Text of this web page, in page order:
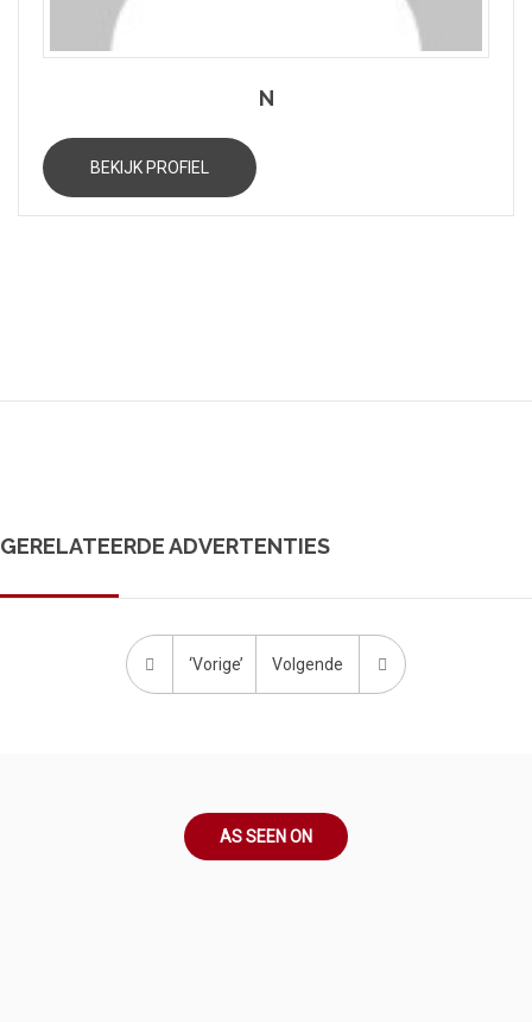
N
BEKIJK PROFIEL
GERELATEERDE ADVERTENTIES
‘Vorige’ Volgende
AS SEEN ON